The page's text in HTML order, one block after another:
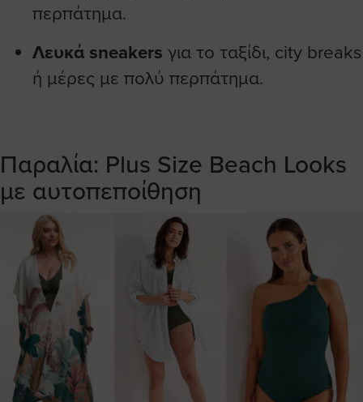
περπάτημα.
Λευκά sneakers για το ταξίδι, city breaks
ή μέρες με πολύ περπάτημα.
Παραλία: Plus Size Beach Looks
με αυτοπεποίθηση